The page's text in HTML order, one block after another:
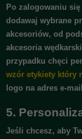
Po zalogowaniu
dodawaj wybrane
akcesoriów, od
akcesoria
przypadku chęci
wzór etykiety który
logo na adres e-mail
5.
Jeśli chcesz, aby